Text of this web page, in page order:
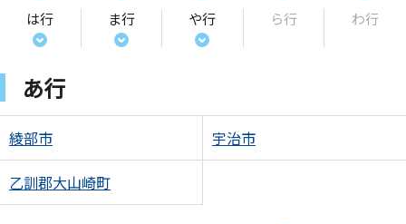
は行 ま行 や行 ら行 わ行
あ行
綾部市 宇治市
乙訓郡大山崎町